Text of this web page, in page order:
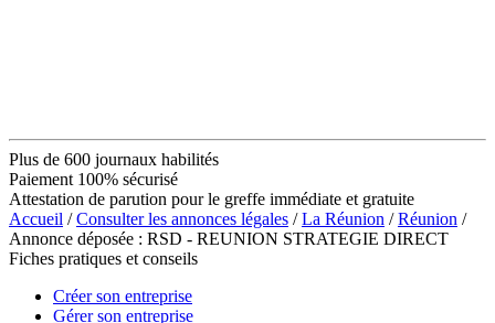
Plus de 600 journaux habilités
Paiement 100% sécurisé
Attestation de parution pour le greffe immédiate et gratuite
Accueil /Consulter les annonces légales /La Réunion /Réunion /
Annonce déposée : RSD - REUNION STRATEGIE DIRECT
Fiches pratiques et conseils
Créer son entreprise
Gérer son entreprise